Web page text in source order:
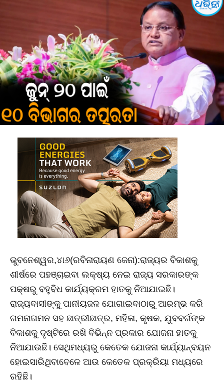
ଭୁବନେଶ୍ୱର,୪ା୬(ରବିନାରାୟଣ ଜେନା):ରାଜ୍ୟର ବିକାଶକୁ
ଶୀର୍ଷରେ ପହଞ୍ଚାଇବା ଲକ୍ଷ୍ୟ ନେଇ ରାଜ୍ୟ ସରକାରଙ୍କ
ପକ୍ଷରୁ ବହୁବିଧ କାର୍ଯ୍ୟକ୍ରମ ହାତକୁ ନିଆଯାଇଛି।
ରାଜ୍ୟବାସୀଙ୍କୁ ପାନୀୟଜଳ ଯୋଗାଇବାଠାରୁ ଆରମ୍ଭ କରି
ଗମନାଗମନ ସହ ଛାତ୍ରୀଛାତ୍ର, ମହିଳା, କୃଷକ, ଯୁବବର୍ଗଙ୍କ
ବିକାଶକୁ ଦୃଷ୍ଟିରେ ରଖି ବିଭିନ୍ନ ପ୍ରକାର ଯୋଜନା ହାତକୁ
ନିଆଯାଉଛି। ସେଥିମଧ୍ୟରୁ କେତେକ ଯୋଜନା କାର୍ଯ୍ୟାନ୍ବୟନ
ହୋଇସାରିଥିବାବେଳେ ଆଉ କେତେକ ପ୍ରକ୍ରିୟା ମଧ୍ୟରେ
ରହିଛି।